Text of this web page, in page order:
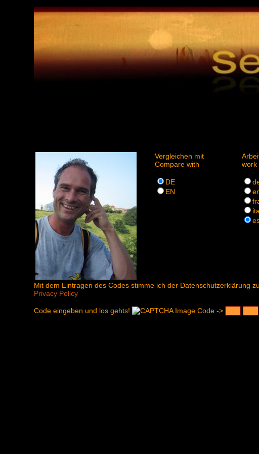
Vergleichen mit
Compare with
DE
EN
work
Mit dem Eintragen des Codes stimme ich der Datenschutzerklärung
Privacy Policy
Code eingeben und los gehts! Code ->